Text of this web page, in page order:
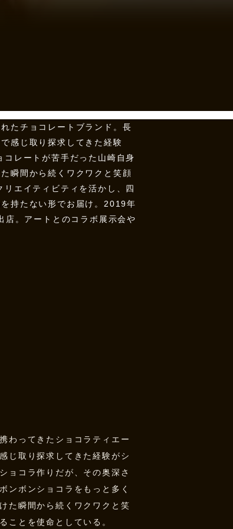
たチョコレートブランド。長
感じ取り探求してきた経験
レートが苦手だった山崎自身
瞬間から続くワクワクと笑顔
エイティビティを活かし、四
持たない形でお届け。2019年
店。アートとのコラボ展示会や
わってきたショコラティエー
じ取り探求してきた経験がシ
ョコラ作りだが、その奥深さ
ンボンショコラをもっと多く
た瞬間から続くワクワクと笑
ことを使命としている。